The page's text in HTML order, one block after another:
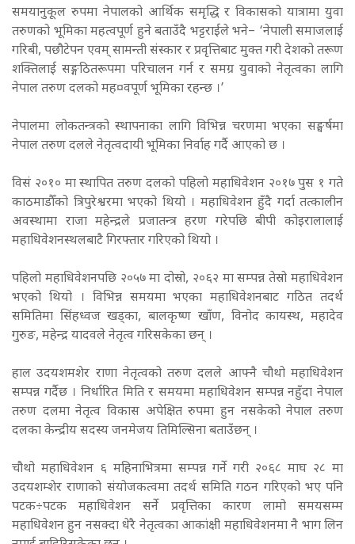
समयानुकूल रुपमा नेपालको आर्थिक समृद्धि र विकासको यात्रामा युवा
तरुणको भूमिका महत्वपूर्ण हुने बताउँदै भट्टराईले भने– ‘नेपाली समाजलाई
गरिबी, पछौटेपन एवम् सामन्ती संस्कार र प्रवृत्तिबाट मुक्त गरी देशको तरूण
शक्तिलाई सङ्गठितरूपमा परिचालन गर्न र समग्र युवाको नेतृत्वका लागि
नेपाल तरुण दलको मह¤वपूर्ण भूमिका रहन्छ ।’
नेपालमा लोकतन्त्रको स्थापनाका लागि विभिन्न चरणमा भएका सङ्घर्षमा
नेपाल तरुण दलले नेतृत्वदायी भूमिका निर्वाह गर्दै आएको छ ।
विसं २०१० मा स्थापित तरुण दलको पहिलो महाधिवेशन २०१७ पुस १ गते
काठमाडौँको त्रिपुरेश्वरमा भएको थियो । महाधिवेशन हुँदै गर्दा तत्कालीन
अवस्थामा राजा महेन्द्रले प्रजातन्त्र हरण गरेपछि बीपी कोइरालालाई
महाधिवेशनस्थलबाटै गिरफ्तार गरिएको थियो ।
पहिलो महाधिवेशनपछि २०५७ मा दोस्रो, २०६२ मा सम्पन्न तेस्रो महाधिवेशन
भएको थियो । विभिन्न समयमा भएका महाधिवेशनबाट गठित तदर्थ
समितिमा सिंहध्वज खड्का, बालकृष्ण खाँण, विनोद कायस्थ, महादेव
गुरुङ, महेन्द्र यादवले नेतृत्व गरिसकेका छन् ।
हाल उदयशमशेर राणा नेतृत्वको तरुण दलले आफ्नै चौथो महाधिवेशन
सम्पन्न गर्दैछ । निर्धारित मिति र समयमा महाधिवेशन सम्पन्न नहुँदा नेपाल
तरुण दलमा नेतृत्व विकास अपेक्षित रुपमा हुन नसकेको नेपाल तरुण
दलका केन्द्रीय सदस्य जनमेजय तिमिल्सिना बताउँछन् ।
चौथो महाधिवेशन ६ महिनाभित्रमा सम्पन्न गर्ने गरी २०६८ माघ २८ मा
उदयशम्शेर राणाको संयोजकत्वमा तदर्थ समिति गठन गरिएको भए पनि
पटक÷पटक महाधिवेशन सर्ने प्रवृत्तिका कारण लामो समयसम्म
महाधिवेशन हुन नसक्दा धेरै नेतृत्वका आकांक्षी महाधिवेशनमा नै भाग लिन